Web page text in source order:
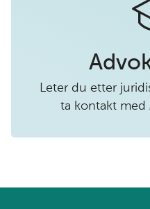
Leter du etter
ta kontakt med